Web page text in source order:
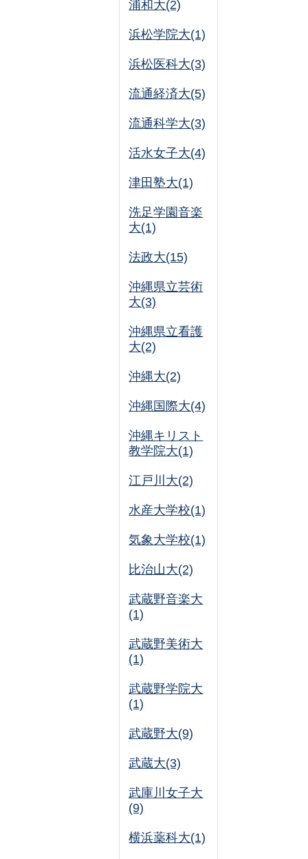
浦和大(2)
浜松学院大(1)
浜松医科大(3)
流通経済大(5)
流通科学大(3)
活水女子大(4)
津田塾大(1)
洗足学園音楽
大(1)
法政大(15)
沖縄県立芸術
大(3)
沖縄県立看護
大(2)
沖縄大(2)
沖縄国際大(4)
沖縄キリスト
教学院大(1)
江戸川大(2)
水産大学校(1)
気象大学校(1)
比治山大(2)
武蔵野音楽大
(1)
武蔵野美術大
(1)
武蔵野学院大
(1)
武蔵野大(9)
武蔵大(3)
武庫川女子大
(9)
横浜薬科大(1)